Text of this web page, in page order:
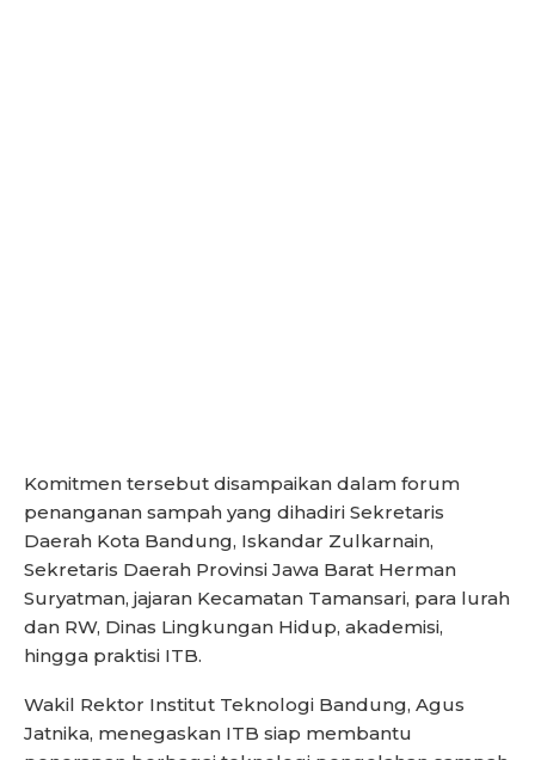
Komitmen tersebut disampaikan dalam forum
penanganan sampah yang dihadiri Sekretaris
Daerah Kota Bandung, Iskandar Zulkarnain,
Sekretaris Daerah Provinsi Jawa Barat Herman
Suryatman, jajaran Kecamatan Tamansari, para lurah
dan RW, Dinas Lingkungan Hidup, akademisi,
hingga praktisi ITB.
Wakil Rektor Institut Teknologi Bandung, Agus
Jatnika, menegaskan ITB siap membantu